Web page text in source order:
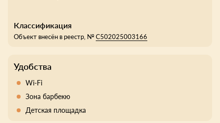
Классификация
Объект внесён в реестр, №С502025003166
Удобства
Wi-Fi
Зона барбекю
Детская площадка